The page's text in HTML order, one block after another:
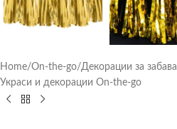
Home/On-the-go/Декорации за забава
Украси и декорации On-the-go